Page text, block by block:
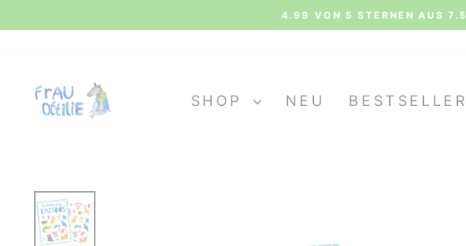
4.99 VON 5 STERNEN AUS
SHOP NEU BESTSELLER